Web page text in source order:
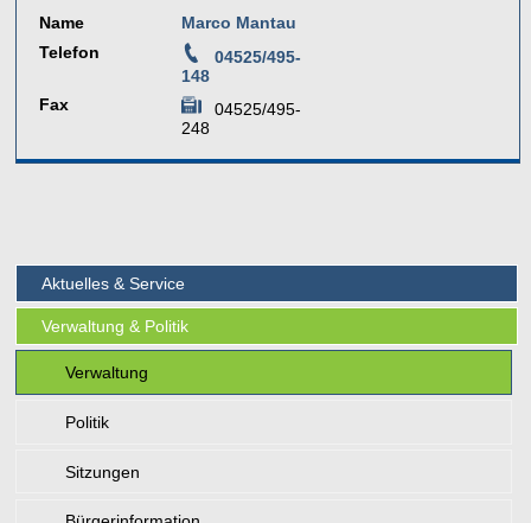
Name
Marco Mantau
Telefon
04525/495-
148
Fax
04525/495-
248
Aktuelles & Service
Verwaltung & Politik
Verwaltung
Politik
Sitzungen